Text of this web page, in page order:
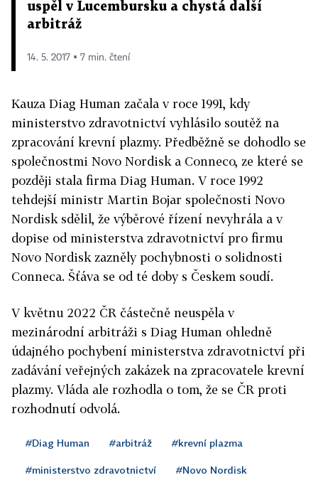
uspěl v Lucembursku a chystá další
arbitráž
14. 5. 2017 ▪ 7 min. čtení
Kauza Diag Human začala v roce 1991, kdy
ministerstvo zdravotnictví vyhlásilo soutěž na
zpracování krevní plazmy. Předběžně se dohodlo se
společnostmi Novo Nordisk a Conneco, ze které se
později stala firma Diag Human. V roce 1992
tehdejší ministr Martin Bojar společnosti Novo
Nordisk sdělil, že výběrové řízení nevyhrála a v
dopise od ministerstva zdravotnictví pro firmu
Novo Nordisk zazněly pochybnosti o solidnosti
Conneca. Šťáva se od té doby s Českem soudí.
V květnu 2022 ČR částečně neuspěla v
mezinárodní arbitráži s Diag Human ohledně
údajného pochybení ministerstva zdravotnictví při
zadávání veřejných zakázek na zpracovatele krevní
plazmy. Vláda ale rozhodla o tom, že se ČR proti
rozhodnutí odvolá.
#Diag Human #arbitráž #krevní plazma
#ministerstvo zdravotnictví #Novo Nordisk